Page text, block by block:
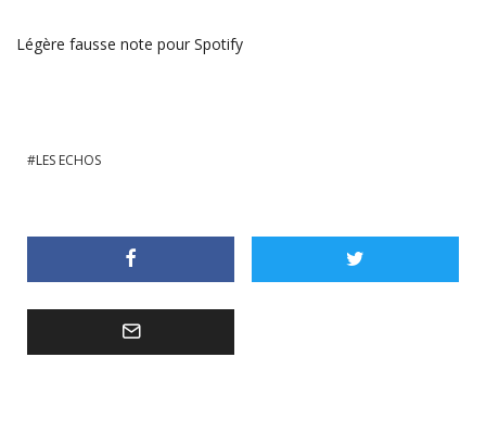
Légère fausse note pour Spotify
LES ECHOS